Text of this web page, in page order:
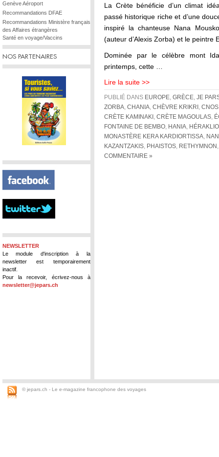
Genève Aéroport
Recommandations DFAE
Recommandations Ministère français
des Affaires étrangères
Santé en voyage/Vaccins
NOS PARTENAIRES
NEWSLETTER
Le module d'inscription à la
newsletter est temporairement
inactif.
Pour la recevoir, écrivez-nous à
newsletter@jepars.ch
La Crète bénéficie d’un climat
passé historique riche et d’une
inspiré la chanteuse Nana
(auteur d’Alexis Zorba) et le peintre
Dominée par le célèbre mont
printemps, cette …
Lire la suite >>
PUBLIÉ DANS EUROPE GRÈCE JE
ZORBA CHANIA CHÈVRE KRIKRI
CRÈTE KAMINAKI
CRÈTE MAGOULAS
FONTAINE DE BEMBO
HANIA
MONASTÈRE KERA KARDIORTISSA
KAZANTZAKIS
PHAISTOS RETHYMNON
COMMENTAIRE »
© jepars.ch - Le e-magazine francophone des voyages